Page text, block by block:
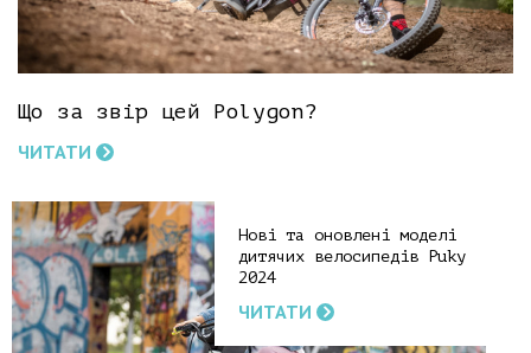
Що за звір цей Polygon?
ЧИТАТИ
Нові та оновлені моделі
дитячих велосипедів Puky
2024
ЧИТАТИ